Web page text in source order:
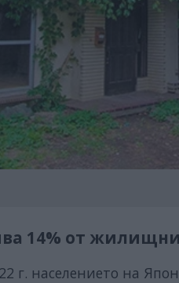
14% от
г. населението на